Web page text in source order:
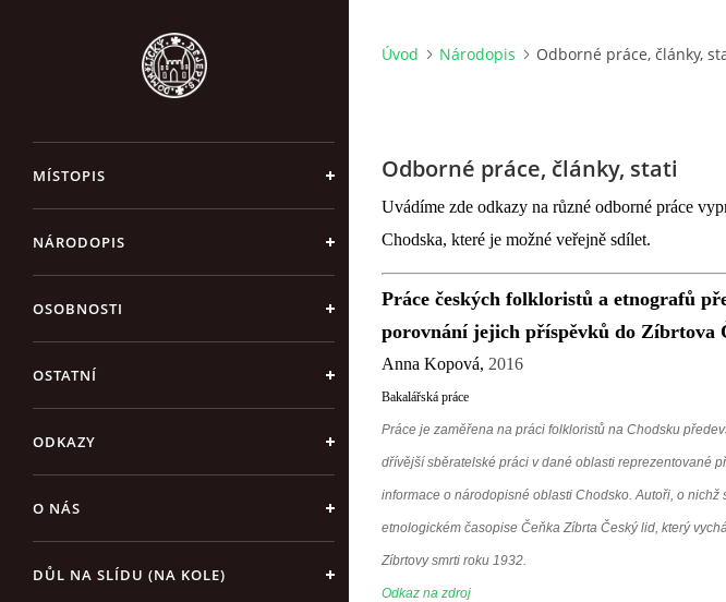
MÍSTOPIS
NÁRODOPIS
OSOBNOSTI
OSTATNÍ
ODKAZY
O NÁS
DŮL NA SLÍDU (NA KOLE)
Úvod Národopis Odborné práce, články,
Odborné práce, články, stati
Uvádíme zde odkazy na různé odborné práce
Chodska, které je možné veřejně sdílet.
Práce českých folkloristů a etnografů
porovnání jejich příspěvků do Zíbrtova
Anna Kopová, 2016
Bakalářská práce
Práce je zaměřena na práci folkloristů na Chodsku
dřívější sběratelské práci v dané oblasti reprezentované
informace o národopisné oblasti Chodsko. Autoři, o
etnologickém časopise Čeňka Zíbrta Český lid, který
Zíbrtovy smrti roku 1932.
Odkaz na zdroj